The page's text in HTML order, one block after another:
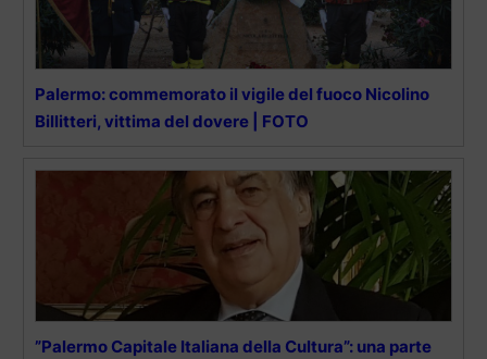
Palermo: commemorato il vigile del fuoco Nicolino
Billitteri, vittima del dovere | FOTO
”Palermo Capitale Italiana della Cultura”: una parte